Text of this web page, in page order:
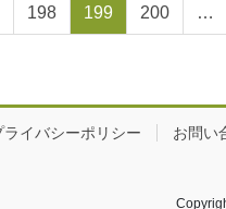
固
定
ジ
198
固
定
ジ
199
固
定
200 …
ライバシーポリシー お問い